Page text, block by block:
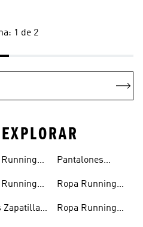
1 de 2
Zapatillas
Pantalones
Ropa Running
Ropa Running